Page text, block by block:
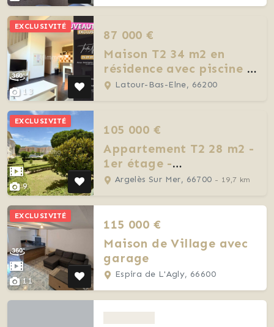
13
EXCLUSIVITÉ
87 000 €
Maison T2 34 m2 en
résidence avec piscine -
Latour Bas Elne
Latour-Bas-Elne, 66200
9
EXCLUSIVITÉ
105 000 €
Appartement T2 28 m2 -
1er étage -
stationnement - Argelès
Argelès Sur Mer, 66700 - 19,7 km
11
EXCLUSIVITÉ
115 000 €
Maison de Village avec
garage
Espira de L'Agly, 66600